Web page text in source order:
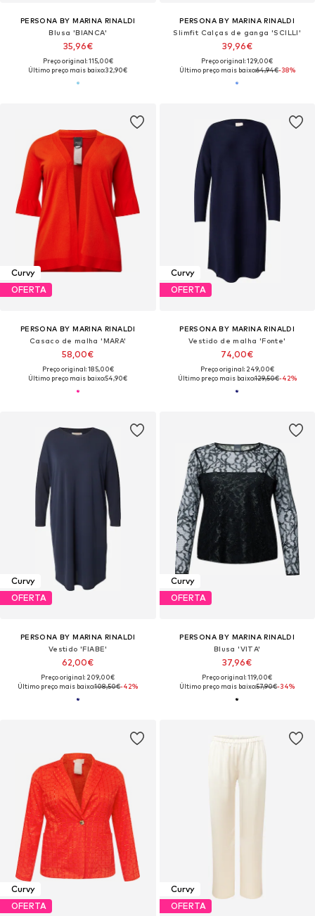
PERSONA BY MARINA RINALDI
Blusa 'BIANCA'
35,96€
Preço original: 115,00€
Último preço mais baixo:32,90€
PERSONA BY MARINA RINALDI
Slimfit Calças de ganga 'SCILLI'
39,96€
Preço original: 129,00€
Último preço mais baixo:64,94€-38%
Curvy
OFERTA
PERSONA BY MARINA RINALDI
Casaco de malha 'MARA'
58,00€
Preço original: 185,00€
Último preço mais baixo:54,90€
Curvy
OFERTA
PERSONA BY MARINA RINALDI
Vestido de malha 'Fonte'
74,00€
Preço original: 249,00€
Último preço mais baixo:129,50€-42%
Curvy
OFERTA
PERSONA BY MARINA RINALDI
Vestido 'FIABE'
62,00€
Preço original: 209,00€
Último preço mais baixo:108,50€-42%
Curvy
OFERTA
PERSONA BY MARINA RINALDI
Blusa 'VITA'
37,96€
Preço original: 119,00€
Último preço mais baixo:57,90€-34%
Curvy
OFERTA
Curvy
OFERTA